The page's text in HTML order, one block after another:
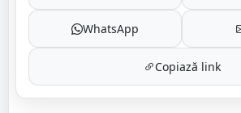
WhatsApp
Copiază link